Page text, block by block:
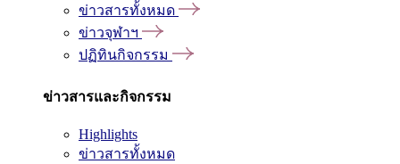
ข่าวสารทั้งหมด
ข่าวจุฬาฯ
ปฏิทินกิจกรรม
ข่าวสารและกิจกรรม
Highlights
ข่าวสารทั้งหมด